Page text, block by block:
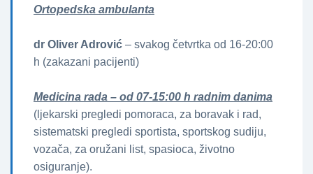
Ortopedska ambulanta
dr Oliver Adrović – svakog četvrtka od 16-20:00
h (zakazani pacijenti)
Medicina rada – od 07-15:00 h radnim danima
(ljekarski pregledi pomoraca, za boravak i rad,
sistematski pregledi sportista, sportskog sudiju,
vozača, za oružani list, spasioca, životno
osiguranje).